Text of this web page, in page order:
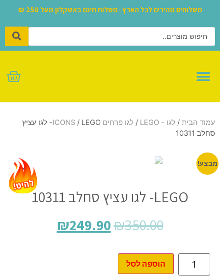
משלוחים מהירים לכל הארץ | משלוח חינם באשקלון מעל 250 ₪
עמוד הבית / לגו - LEGO / לגו פרחים ICONS
/ LEGO- לגו עציץ
סחלב 10311
מבצע!
LEGO- לגו עציץ סחלב 10311
₪350.00
₪249.90
הוספה לסל